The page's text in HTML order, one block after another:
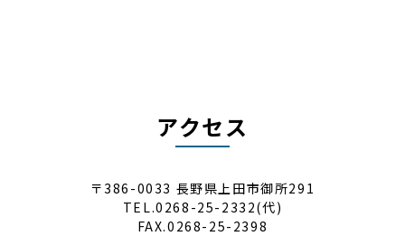
アクセス
〒386-0033 長野県上田市御所291
TEL.0268-25-2332(代)
FAX.0268-25-2398